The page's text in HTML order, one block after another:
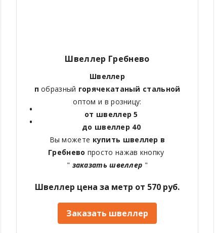
Швеллер Гребнево
Швеллер
побразный горячекатаный стальной
оптом и в розницу:
от швеллер 5
до швеллер 40
Вы можете купить швеллер в
Гребнево просто нажав кнопку
" заказать швеллер "
Швеллер цена за метр от 570 руб.
Заказать швеллер